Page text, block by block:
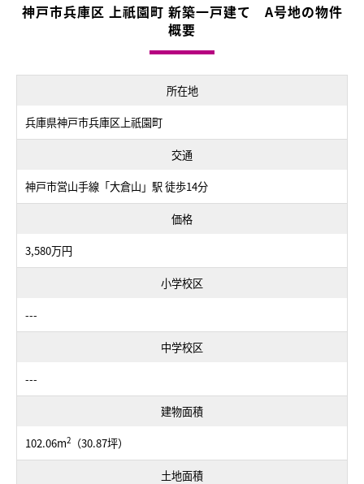
神戸市兵庫区 上祇園町 新築一戸建て A号地の物件
概要
所在地
兵庫県神戸市兵庫区上祇園町
交通
神戸市営山手線「大倉山」駅 徒歩14分
価格
3,580万円
小学校区
---
中学校区
---
建物面積
102.06m2 （30.87坪）
土地面積